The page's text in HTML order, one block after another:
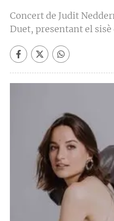
Concert de Judit
Duet, presentant el